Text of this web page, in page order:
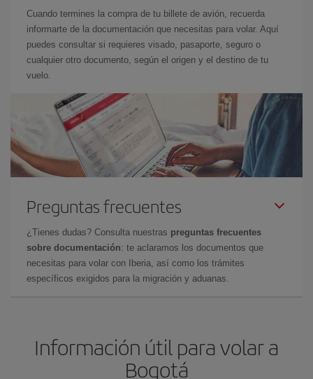
Cuando termines la compra de tu billete de avión, recuerda
informarte de la documentación que necesitas para volar. Aquí
puedes consultar si requieres visado, pasaporte, seguro o
cualquier otro documento, según el origen y el destino de tu
vuelo.
Preguntas frecuentes
¿Tienes dudas? Consulta nuestras preguntas frecuentes
sobre documentación: te aclaramos los documentos que
necesitas para volar con Iberia, así como los trámites
específicos exigidos para la migración y aduanas.
Información útil para volar a
Bogotá